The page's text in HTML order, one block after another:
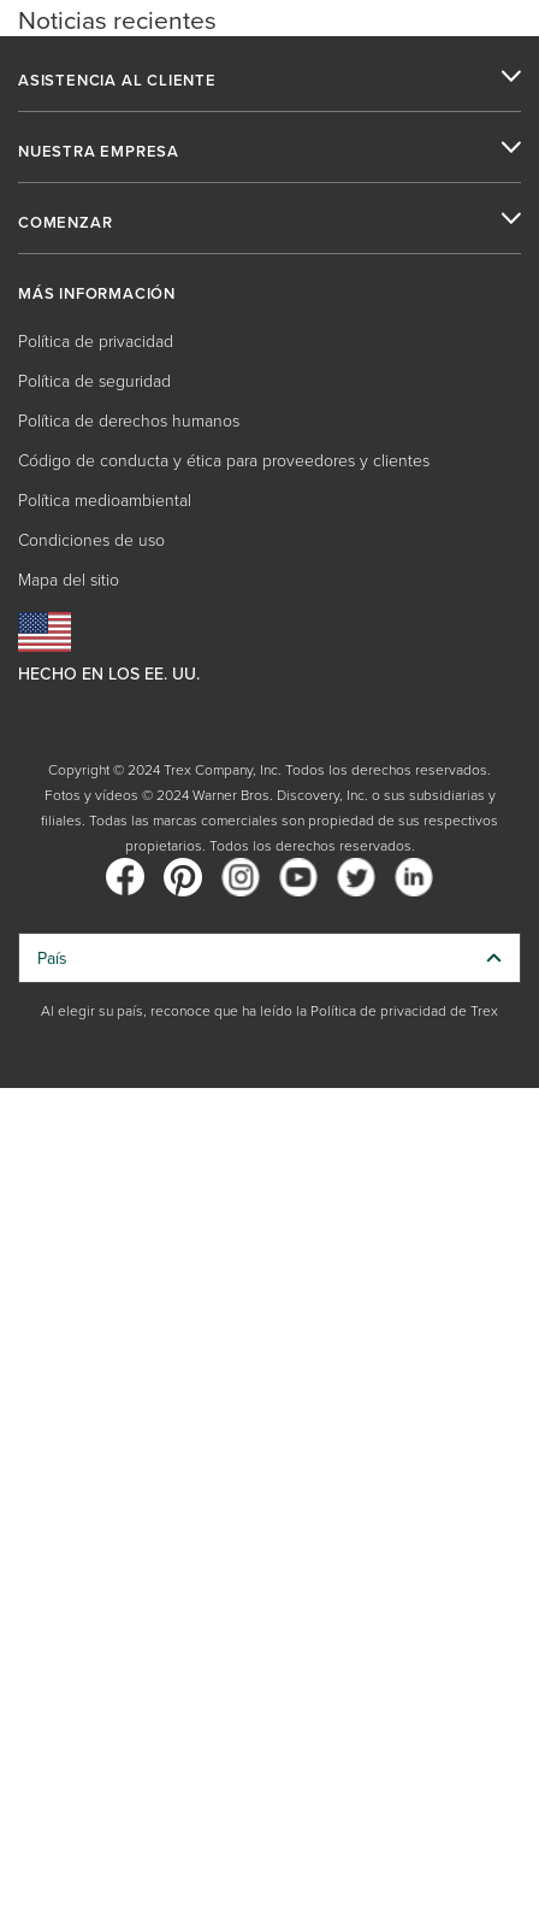
Noticias recientes
ASISTENCIA AL CLIENTE
NUESTRA EMPRESA
COMENZAR
MÁS INFORMACIÓN
Política de privacidad
Política de seguridad
Política de derechos humanos
Código de conducta y ética para proveedores y clientes
Política medioambiental
Condiciones de uso
Mapa del sitio
HECHO EN LOS EE. UU.
Copyright © 2024 Trex Company, Inc. Todos los derechos reservados.
Fotos y vídeos © 2024 Warner Bros. Discovery, Inc. o sus subsidiarias y
filiales. Todas las marcas comerciales son propiedad de sus respectivos
propietarios. Todos los derechos reservados.
País
Al elegir su país, reconoce que ha leído la Política de privacidad de Trex